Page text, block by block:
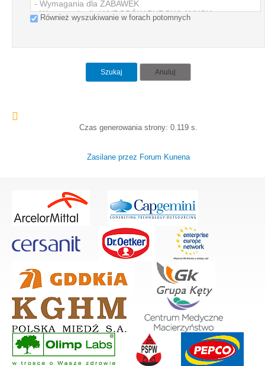
Również wyszukiwanie w forach potomnych
Szukaj Anuluj
Czas generowania strony: 0.119 s.
Zasilane przez Forum Kunena